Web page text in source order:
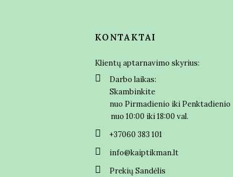
KONTAKTAI
Klientų aptarnavimo skyrius:
Darbo laikas:
Skambinkite
nuo Pirmadienio iki Penktadienio
nuo 10:00 iki 18:00 val.
+37060 383 101
info@kaiptikman.lt
Prekių Sandėlis